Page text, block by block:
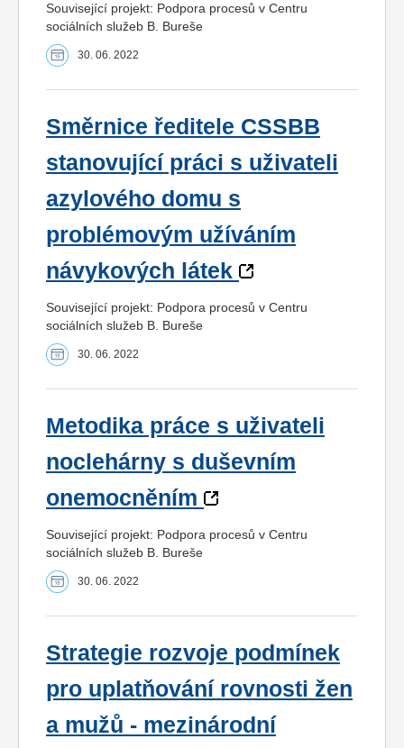
Související projekt: Podpora procesů v Centru
sociálních služeb B. Bureše
30. 06. 2022
Směrnice ředitele CSSBB
stanovující práci s uživateli
azylového domu s
problémovým užíváním
návykových látek
Související projekt: Podpora procesů v Centru
sociálních služeb B. Bureše
30. 06. 2022
Metodika práce s uživateli
noclehárny s duševním
onemocněním
Související projekt: Podpora procesů v Centru
sociálních služeb B. Bureše
30. 06. 2022
Strategie rozvoje podmínek
pro uplatňování rovnosti žen
a mužů - mezinárodní